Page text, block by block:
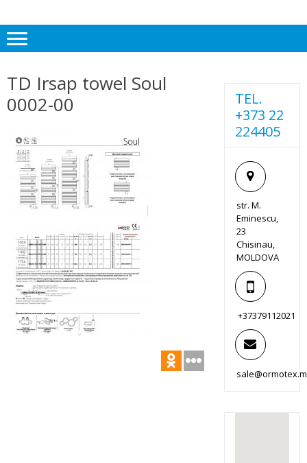
TD Irsap towel Soul
0002-00
TEL.
+373 22
224405
str. M.
Eminescu,
23
Chisinau,
MOLDOVA
+37379112021